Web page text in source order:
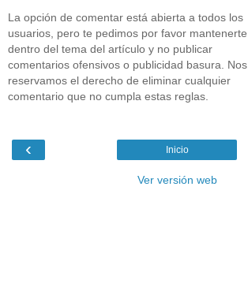
La opción de comentar está abierta a todos los
usuarios, pero te pedimos por favor mantenerte
dentro del tema del artículo y no publicar
comentarios ofensivos o publicidad basura. Nos
reservamos el derecho de eliminar cualquier
comentario que no cumpla estas reglas.
‹ Inicio
Ver versión web